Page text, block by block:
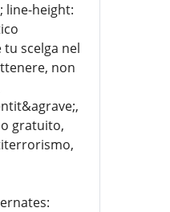
line-height:
scelga nel
non
gratuito,